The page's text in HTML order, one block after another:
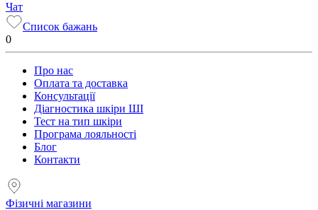
Чат
Список бажань
0
Про нас
Оплата та доставка
Консультації
Діагностика шкіри ШІ
Тест на тип шкіри
Програма лояльності
Блог
Контакти
Фізичні магазини